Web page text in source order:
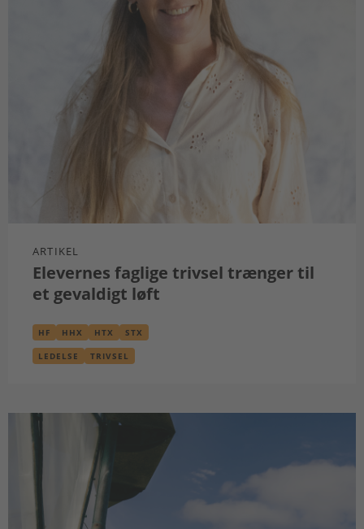
ARTIKEL
Elevernes faglige trivsel trænger til
et gevaldigt løft
HF HHX HTX STX
LEDELSE TRIVSEL